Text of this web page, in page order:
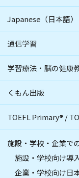
Japanese（日本語）
通信学習
学習療法・脳の健康
くもん出版
TOEFL Primary® /
施設・学校・企業で
施設・学校向け導
企業・学校向け日